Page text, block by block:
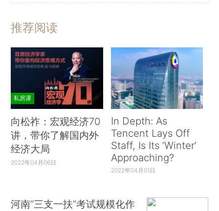
推荐阅读
私房课
向松祚：宏观经济70
讲，带你了解国内外
经济大局
2022年04月06日
In Depth: As
Tencent Lays Off
Staff, Is Its ‘Winter’
Approaching?
2022年04月01日
河南“三支一扶”考试规模化作